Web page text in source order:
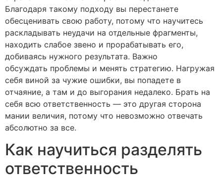
Благодаря такому подходу вы перестанете
обесценивать свою работу, потому что научитесь
раскладывать неудачи на отдельные фрагменты,
находить слабое звено и прорабатывать его,
добиваясь нужного результата. Важно
обсуждать проблемы и менять стратегию. Нагружая
себя виной за чужие ошибки, вы попадете в
отчаяние, а там и до выгорания недалеко. Брать на
себя всю ответственность — это другая сторона
мании величия, потому что невозможно отвечать
абсолютно за все.
Как научиться разделять
ответственность